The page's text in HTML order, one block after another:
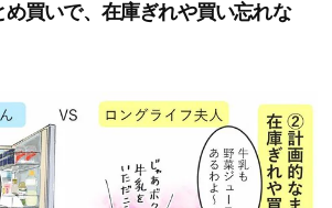
買いで、在庫ぎれや買い忘れな